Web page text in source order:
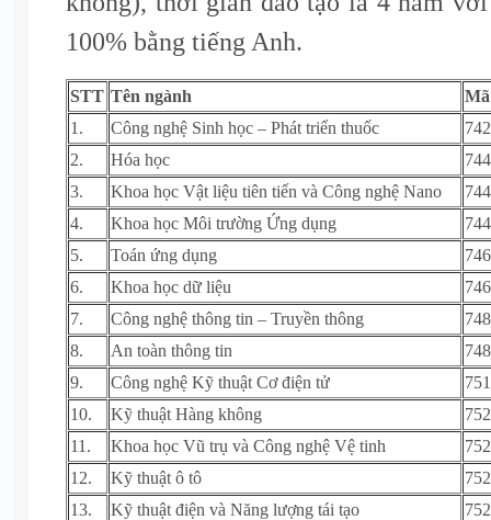
100% bằng tiếng Anh.
STT Tên ngành
1.
Công nghệ Sinh học – Phát triển thuốc
2.
Hóa học
3.
Khoa học Vật liệu tiên tiến và Công nghệ Nano
4.
Khoa học Môi trường Ứng dụng
5.
Toán ứng dụng
6.
Khoa học dữ liệu
7.
Công nghệ thông tin – Truyền thông
8.
An toàn thông tin
9.
Công nghệ Kỹ thuật Cơ điện tử
10.
Kỹ thuật Hàng không
11.
Khoa học Vũ trụ và Công nghệ Vệ tinh
12.
Kỹ thuật ô tô
13.
Kỹ thuật điện và Năng lượng tái tạo